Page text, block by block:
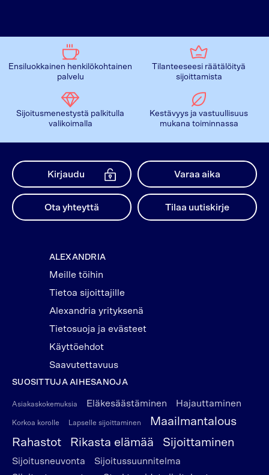
Ensiluokkainen henkilökohtainen
palvelu
Tilanteeseesi räätälöityä
sijoittamista
Sijoitusmenestystä palkitulla
valikoimalla
Kestävyys ja vastuullisuus
mukana toiminnassa
Kirjaudu Varaa aika
Ota yhteyttä Tilaa uutiskirje
ALEXANDRIA
Meille töihin
Tietoa sijoittajille
Alexandria yrityksenä
Tietosuoja ja evästeet
Käyttöehdot
Saavutettavuus
SUOSITTUJA AIHESANOJA
Asiakaskokemuksia Eläkesäästäminen Hajauttaminen
Korkoa korolle Lapselle sijoittaminen
Maailmantalous
Rahastot
Rikasta elämää Sijoittaminen
Sijoitusneuvonta
Sijoitussuunnitelma